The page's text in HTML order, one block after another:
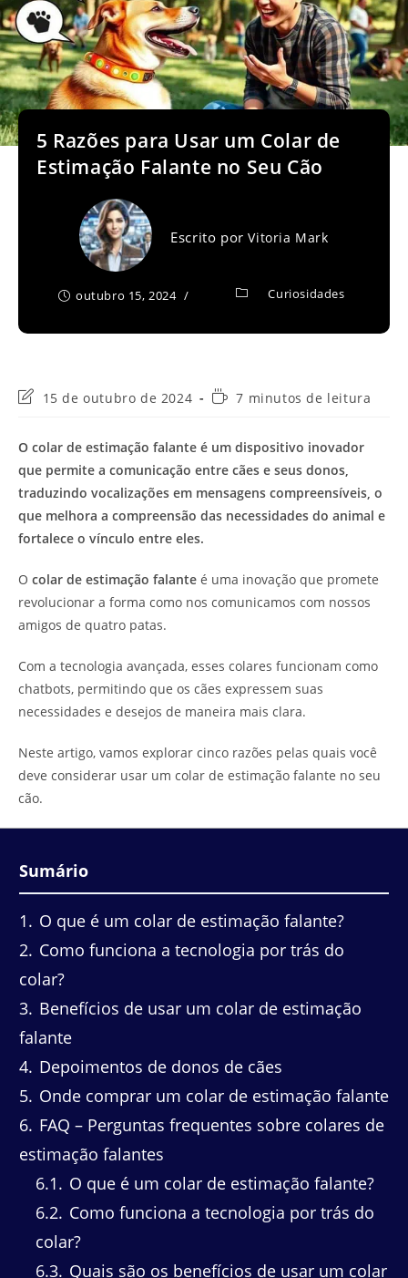
5 Razões para Usar um Colar de
Estimação Falante no Seu Cão
Escrito porVitoria Mark
outubro 15, 2024 Curiosidades
Última
post:
15 de outubro de 2024
Tempo7 minutos de leitura
O colar de estimação falante é um dispositivo inovador
que permite a comunicação entre cães e seus donos,
traduzindo vocalizações em mensagens compreensíveis, o
que melhora a compreensão das necessidades do animal e
fortalece o vínculo entre eles.
O colar de estimação falante é uma inovação que promete
revolucionar a forma como nos comunicamos com nossos
amigos de quatro patas.
Com a tecnologia avançada, esses colares funcionam como
chatbots, permitindo que os cães expressem suas
necessidades e desejos de maneira mais clara.
Neste artigo, vamos explorar cinco razões pelas quais você
deve considerar usar um colar de estimação falante no seu
cão.
Sumário
1
O que é um colar de estimação falante?
2 Como funciona a tecnologia por trás do
colar?
3 Benefícios de usar um colar de estimação
falante
4 Depoimentos de donos de cães
5 Onde comprar um colar de estimação falante
6 FAQ – Perguntas frequentes sobre colares de
estimação falantes
6.1
O que é um colar de estimação falante?
6.2 Como funciona a tecnologia por trás do
colar?
6.3 Quais são os benefícios de usar um colar